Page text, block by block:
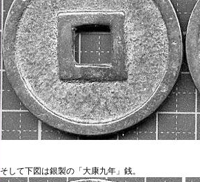
そして下図は銀製の「大康九年」銭。